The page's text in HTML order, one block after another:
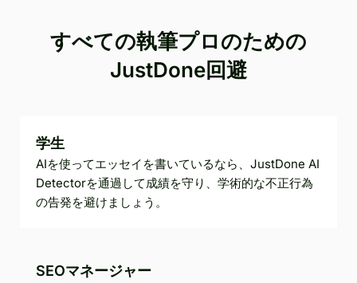
すべての執筆プロのための
JustDone回避
学生
AIを使ってエッセイを書いているなら、JustDone AI
Detectorを通過して成績を守り、学術的な不正行為
の告発を避けましょう。
SEOマネージャー